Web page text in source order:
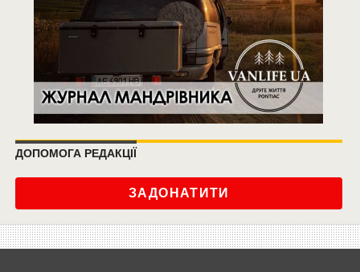
ДОПОМОГА РЕДАКЦІЇ
ЗАДОНАТИТИ